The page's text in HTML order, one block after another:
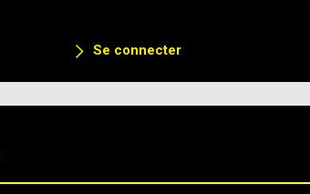
Se connecter